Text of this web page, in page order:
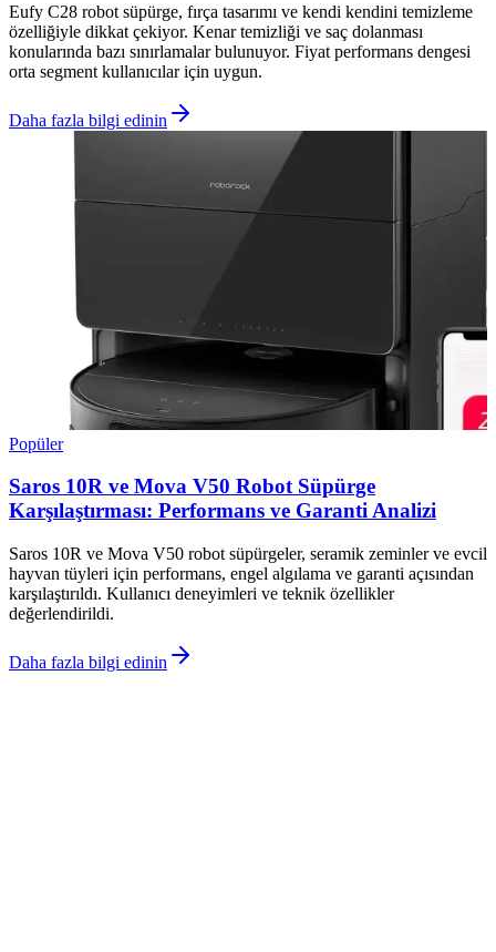
Eufy C28 robot süpürge, fırça tasarımı ve kendi kendini temizleme
özelliğiyle dikkat çekiyor. Kenar temizliği ve saç dolanması
konularında bazı sınırlamalar bulunuyor. Fiyat performans dengesi
orta segment kullanıcılar için uygun.
Daha fazla bilgi edinin
Popüler
Saros 10R ve Mova V50 Robot Süpürge
Karşılaştırması: Performans ve Garanti Analizi
Saros 10R ve Mova V50 robot süpürgeler, seramik zeminler ve evcil
hayvan tüyleri için performans, engel algılama ve garanti açısından
karşılaştırıldı. Kullanıcı deneyimleri ve teknik özellikler
değerlendirildi.
Daha fazla bilgi edinin